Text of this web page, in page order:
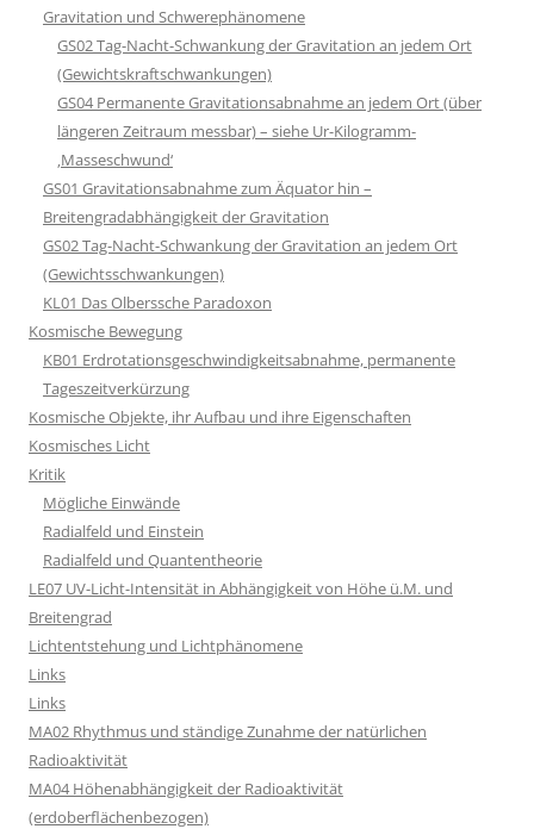
Gravitation und Schwerephänomene
GS02 Tag-Nacht-Schwankung der Gravitation an jedem Ort
(Gewichtskraftschwankungen)
GS04 Permanente Gravitationsabnahme an jedem Ort (über
längeren Zeitraum messbar) – siehe Ur-Kilogramm-
‚Masseschwund‘
GS01 Gravitationsabnahme zum Äquator hin –
Breitengradabhängigkeit der Gravitation
GS02 Tag-Nacht-Schwankung der Gravitation an jedem Ort
(Gewichtsschwankungen)
KL01 Das Olberssche Paradoxon
Kosmische Bewegung
KB01 Erdrotationsgeschwindigkeitsabnahme, permanente
Tageszeitverkürzung
Kosmische Objekte, ihr Aufbau und ihre Eigenschaften
Kosmisches Licht
Kritik
Mögliche Einwände
Radialfeld und Einstein
Radialfeld und Quantentheorie
LE07 UV-Licht-Intensität in Abhängigkeit von Höhe ü.M. und
Breitengrad
Lichtentstehung und Lichtphänomene
Links
Links
MA02 Rhythmus und ständige Zunahme der natürlichen
Radioaktivität
MA04 Höhenabhängigkeit der Radioaktivität
(erdoberflächenbezogen)